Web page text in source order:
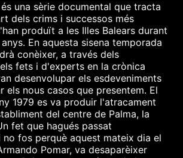
una sèrie documental que tracta
dels crims i successos més
produït a les Illes Balears durant
En aquesta sisena temporada
conèixer, a través dels
fets i d'experts en la crònica
desenvolupar els esdeveniments
els nous casos que presentem. El
1979 es va produir l'atracament
del centre de Palma, la
fet que hagués passat
no fos perquè aquest mateix dia el
Pomar, va desaparèixer